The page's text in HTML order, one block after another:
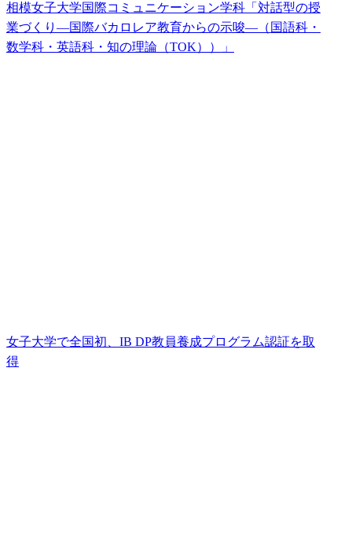
相模女子大学国際コミュニケーション学科「対話型の授
業づくり―国際バカロレア教育からの示唆―（国語科・
数学科・英語科・知の理論（TOK））」
女子大学で全国初、IB DP教員養成プログラム認証を取
得